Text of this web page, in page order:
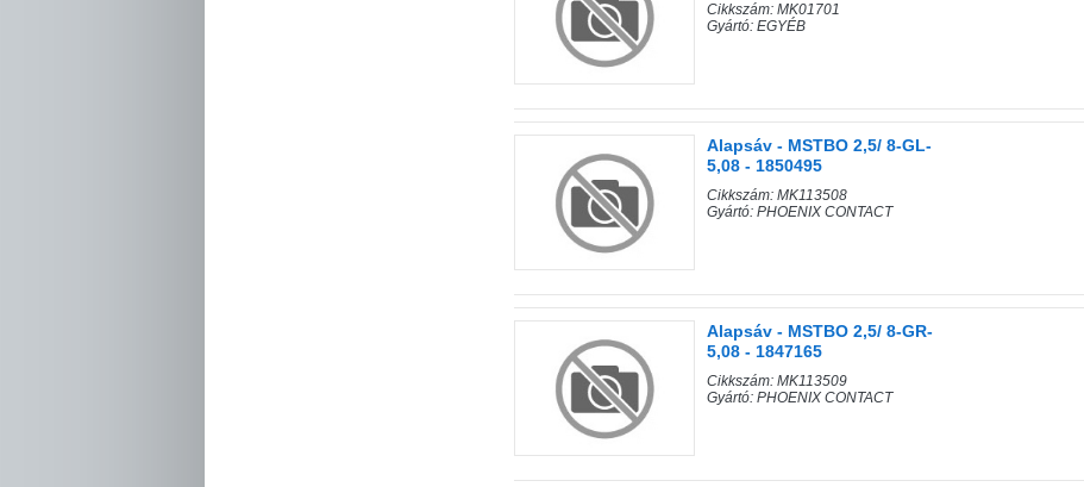
Cikkszám: MK01701
Gyártó: EGYÉB
Alapsáv - MSTBO 2,5/ 8-GL-
5,08 - 1850495
Cikkszám: MK113508
Gyártó: PHOENIX CONTACT
Alapsáv - MSTBO 2,5/ 8-GR-
5,08 - 1847165
Cikkszám: MK113509
Gyártó: PHOENIX CONTACT